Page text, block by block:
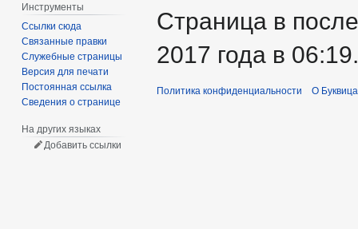
Инструменты
Ссылки сюда
Связанные правки
Служебные страницы
Версия для печати
Постоянная ссылка
Сведения о странице
На других языках
Добавить ссылки
Страница в
2017 года в 06:19.
Политика конфиденциальности О Буквица